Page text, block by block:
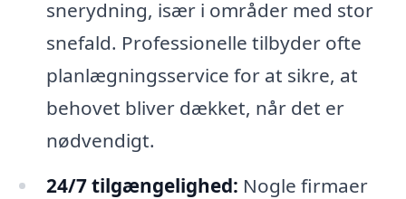
snerydning, især i områder med stor
snefald. Professionelle tilbyder ofte
planlægningsservice for at sikre, at
behovet bliver dækket, når det er
nødvendigt.
24/7 tilgængelighed: Nogle firmaer